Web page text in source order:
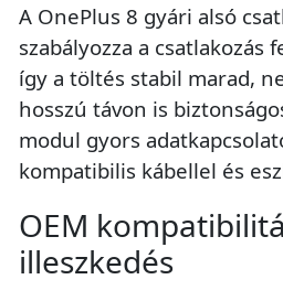
A OnePlus 8 gyári alsó
szabályozza a csatlakozás
így a töltés stabil marad,
hosszú távon is
modul gyors
kompatibilis kábellel és
OEM
illeszkedés